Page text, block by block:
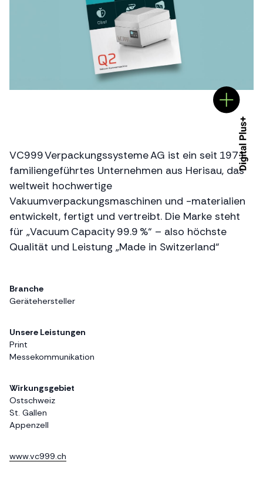
VC999 Verpackungssysteme AG ist ein seit 1971
familiengeführtes Unternehmen aus Herisau, das
weltweit hochwertige
Vakuumverpackungsmaschinen und -materialien
entwickelt, fertigt und vertreibt. Die Marke steht
für „Vacuum Capacity 99.9 %“ – also höchste
Qualität und Leistung „Made in Switzerland“
Branche
Gerätehersteller
Unsere Leistungen
Print
Messekommunikation
Wirkungsgebiet
Ostschweiz
St. Gallen
Appenzell
www.vc999.ch